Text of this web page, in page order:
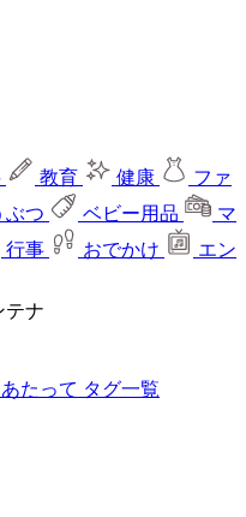
教育 健康
ファ
ぶつ ベビー用品
マ
行事 おでかけ
エン
テナ
たって タグ一覧